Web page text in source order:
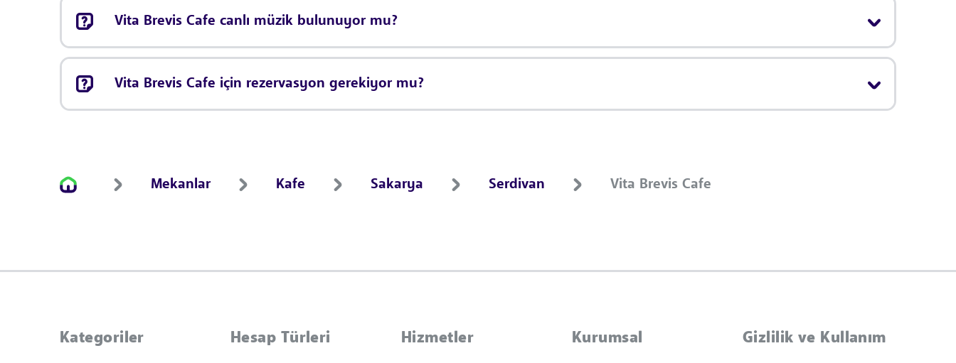
Vita Brevis Cafe canlı müzik bulunuyor mu?
Vita Brevis Cafe için rezervasyon gerekiyor mu?
Mekanlar Kafe Sakarya Serdivan Vita Brevis Cafe
Kategoriler Hesap Türleri Hizmetler Kurumsal Gizlilik ve Kullanım